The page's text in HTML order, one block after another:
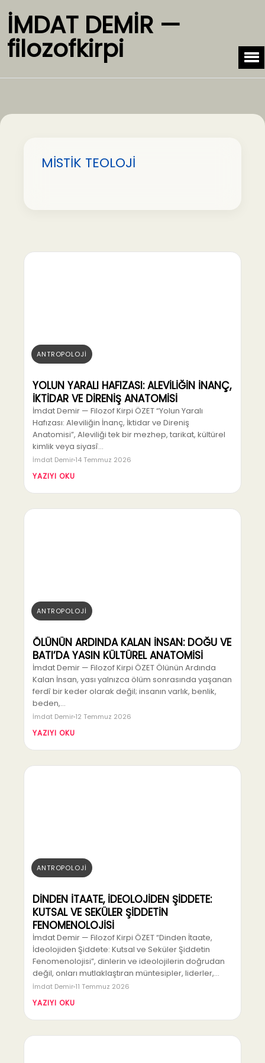
İMDAT DEMİR —
filozofkirpi
MİSTİK TEOLOJİ
ANTROPOLOJİ
YOLUN YARALI HAFIZASI: ALEVİLİĞİN İNANÇ,
İKTİDAR VE DİRENİŞ ANATOMİSİ
İmdat Demir — Filozof Kirpi ÖZET “Yolun Yaralı
Hafızası: Aleviliğin İnanç, İktidar ve Direniş
Anatomisi”, Aleviliği tek bir mezhep, tarikat, kültürel
kimlik veya siyasî…
İmdat Demir 14 Temmuz 2026
YAZIYI OKU
ANTROPOLOJİ
ÖLÜNÜN ARDINDA KALAN İNSAN: DOĞU VE
BATI’DA YASIN KÜLTÜREL ANATOMİSİ
İmdat Demir — Filozof Kirpi ÖZET Ölünün Ardında
Kalan İnsan, yası yalnızca ölüm sonrasında yaşanan
ferdî bir keder olarak değil; insanın varlık, benlik,
beden,…
İmdat Demir 12 Temmuz 2026
YAZIYI OKU
ANTROPOLOJİ
DİNDEN İTAATE, İDEOLOJİDEN ŞİDDETE:
KUTSAL VE SEKÜLER ŞİDDETİN
FENOMENOLOJİSİ
İmdat Demir — Filozof Kirpi ÖZET “Dinden İtaate,
İdeolojiden Şiddete: Kutsal ve Seküler Şiddetin
Fenomenolojisi”, dinlerin ve ideolojilerin doğrudan
değil, onları mutlaklaştıran müntesipler, liderler,…
İmdat Demir 11 Temmuz 2026
YAZIYI OKU